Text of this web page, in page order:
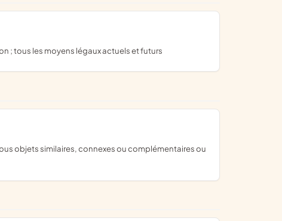
; tous les moyens légaux actuels et futurs